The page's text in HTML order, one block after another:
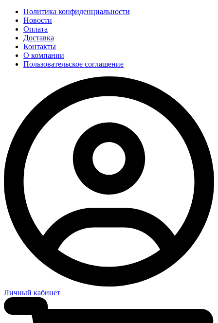
Политика конфиденциальности
Новости
Оплата
Доставка
Контакты
О компании
Пользовательское соглашение
Личный кабинет